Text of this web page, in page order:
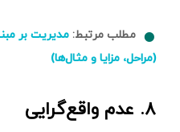
مطلب مرتبط:
(مراحل، مزایا و مثال‌ها)
۸. عدم واقع‌گرایی